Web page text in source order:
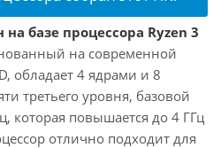
базе процессора Ryzen 3
на современной
обладает 4 ядрами и 8
третьего уровня, базовой
которая повышается до 4 ГГц
отлично подходит для